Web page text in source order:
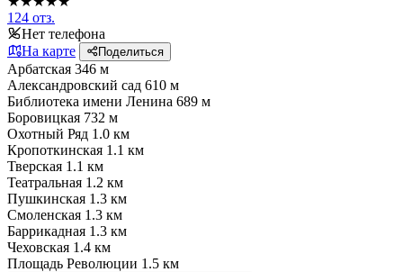
124 отз.
Нет телефона
На карте
Поделиться
Арбатская 346 м
Александровский сад 610 м
Библиотека имени Ленина 689 м
Боровицкая 732 м
Охотный Ряд 1.0 км
Кропоткинская 1.1 км
Тверская 1.1 км
Театральная 1.2 км
Пушкинская 1.3 км
Смоленская 1.3 км
Баррикадная 1.3 км
Чеховская 1.4 км
Площадь Революции 1.5 км